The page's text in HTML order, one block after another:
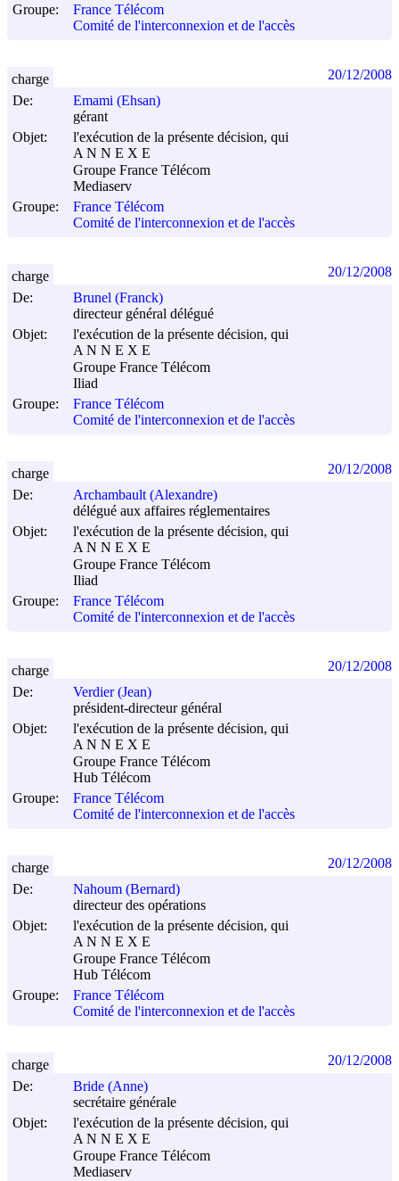
Groupe:
France Télécom
Comité de l'interconnexion et de l'accès
De:
Emami (Ehsan)
gérant
Objet:
l'exécution de la présente décision, qui
A N N E X E
Groupe France Télécom
Mediaserv
Groupe:
France Télécom
Comité de l'interconnexion et de l'accès
charge 20/12/2008
De:
Brunel (Franck)
directeur général délégué
Objet:
l'exécution de la présente décision, qui
A N N E X E
Groupe France Télécom
Iliad
Groupe:
France Télécom
Comité de l'interconnexion et de l'accès
charge 20/12/2008
De:
Archambault (Alexandre)
délégué aux affaires réglementaires
Objet:
l'exécution de la présente décision, qui
A N N E X E
Groupe France Télécom
Iliad
Groupe:
France Télécom
Comité de l'interconnexion et de l'accès
charge 20/12/2008
De:
Verdier (Jean)
président-directeur général
Objet:
l'exécution de la présente décision, qui
A N N E X E
Groupe France Télécom
Hub Télécom
Groupe:
France Télécom
Comité de l'interconnexion et de l'accès
charge 20/12/2008
De:
Nahoum (Bernard)
directeur des opérations
Objet:
l'exécution de la présente décision, qui
A N N E X E
Groupe France Télécom
Hub Télécom
Groupe:
France Télécom
Comité de l'interconnexion et de l'accès
charge 20/12/2008
De:
Bride (Anne)
secrétaire générale
Objet:
l'exécution de la présente décision, qui
A N N E X E
Groupe France Télécom
Mediaserv
charge 20/12/2008